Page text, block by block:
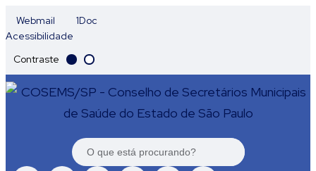
Webmail
1Doc
Acessibilidade
Contraste